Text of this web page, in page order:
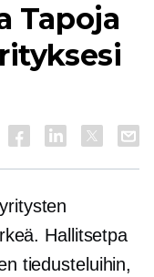
Tapoja
Hallitsetpa
tiedusteluihin,